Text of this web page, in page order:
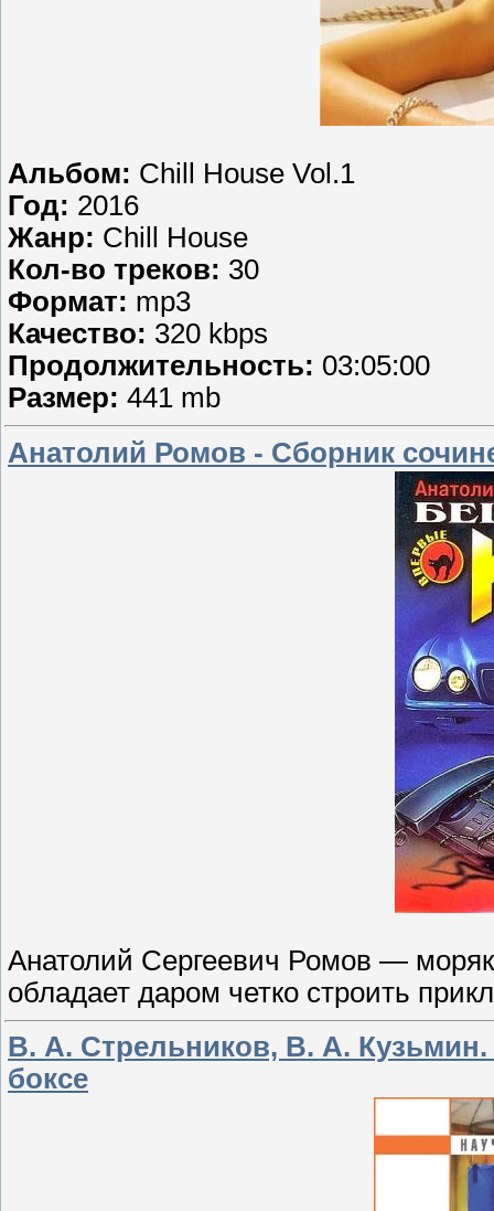
Альбом: Chill House Vol.1
Год: 2016
Жанр: Chill House
Кол-во треков: 30
Формат: mp3
Качество: 320 kbps
Продолжительность: 03:05:00
Размер: 441 mb
Анатолий Ромов - Сборник
Анатолий Cергеевич Ромов —
обладает даром четко строить
В. А. Стрельников, В. А.
боксе